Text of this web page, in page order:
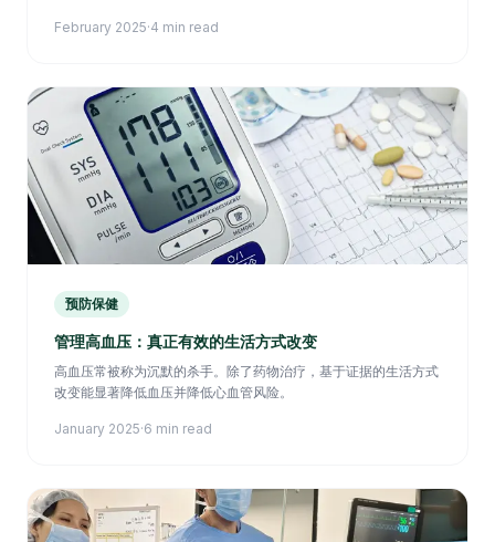
February 2025·4 min read
预防保健
管理高血压：真正有效的生活方式改变
高血压常被称为沉默的杀手。除了药物治疗，基于证据的生活方式
改变能显著降低血压并降低心血管风险。
January 2025·6 min read